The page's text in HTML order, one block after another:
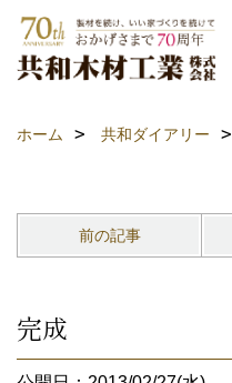
ホーム 共和ダイアリー
前の記事
完成